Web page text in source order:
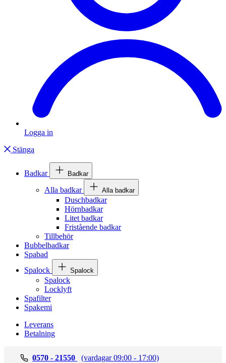
Logga in
Stänga
Badkar Badkar
Alla badkar Alla badkar
Duschbadkar
Hörnbadkar
Litet badkar
Fristående badkar
Tillbehör
Bubbelbadkar
Spabad
Spalock
Spalock
Spalock
Locklyft
Spafilter
Spakemi
Leverans
Betalning
0570 - 21550 (vardagar 09:00 - 17:00)